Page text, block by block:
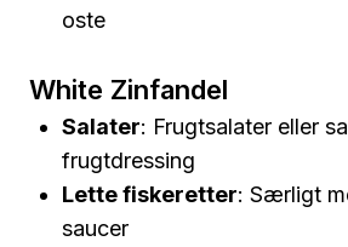
oste
White Zinfandel
Salater: Frugtsalater eller
frugtdressing
Lette fiskeretter: Særligt
saucer